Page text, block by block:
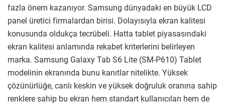
fazla önem kazanıyor. Samsung dünyadaki en büyük LCD
panel üretici firmalardan birisi. Dolayısıyla ekran kalitesi
konusunda oldukça tecrübeli. Hatta tablet piyasasındaki
ekran kalitesi anlamında rekabet kriterlerini belirleyen
marka. Samsung Galaxy Tab S6 Lite (SM-P610) Tablet
modelinin ekranında bunu kanıtlar nitelikte. Yüksek
çözünürlüğe, canlı keskin ve yüksek doğruluk oranına sahip
renklere sahip bu ekran hem standart kullanıcıları hem de